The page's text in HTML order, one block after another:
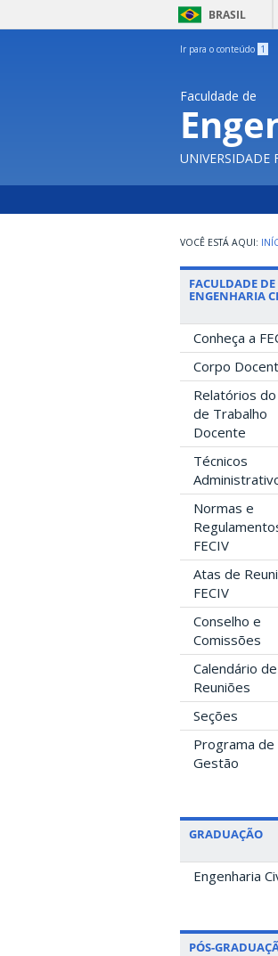
BRASIL
Ir para o conteúdo 1
Faculdade de
UNIVERSIDADE
FACULDADE DE
ENGENHARIA
Conheça a
Corpo
Relatórios do
de Trabalho
Docente
Técnicos
Normas e
FECIV
Atas de
FECIV
Conselho e
Comissões
Calendário de
Reuniões
Seções
Programa de
Gestão
GRADUAÇÃO
Engenharia
PÓS-